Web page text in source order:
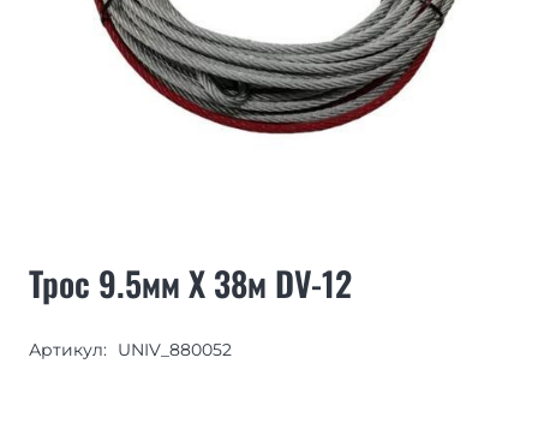
Трос 9.5мм X 38м DV-12
Артикул: UNIV_880052